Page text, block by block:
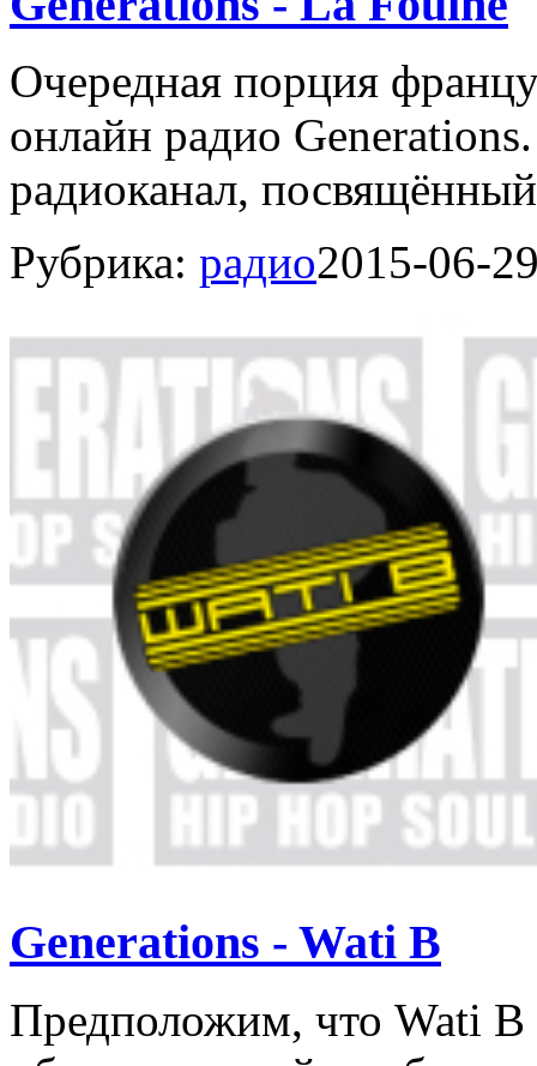
Очередная порция
онлайн радио
радиоканал,
Рубрика: радио2015-06-
Generations - Wati B
Предположим, что Wati B